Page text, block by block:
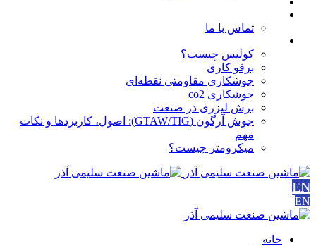
تماس با ما
کولیس چیست؟
برقو کاری
جوشکاری مقاومتی نقطه‌ای
جوشکاری co2
برش لیزری در صنعت
جوش آرگون (GTAW/TIG): اصول، کاربردها و نکات
مهم
میکرومتر چیست؟
EN
EN
خانه